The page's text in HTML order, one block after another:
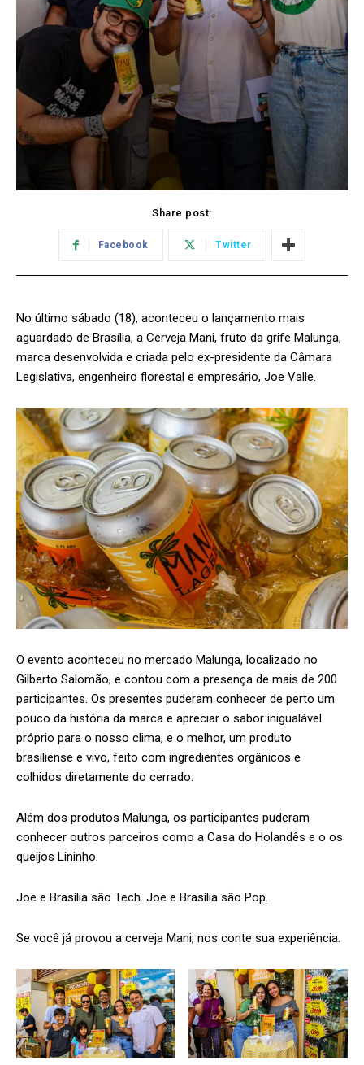
Share post:
Facebook Twitter
No último sábado (18), aconteceu o lançamento mais
aguardado de Brasília, a Cerveja Mani, fruto da grife Malunga,
marca desenvolvida e criada pelo ex-presidente da Câmara
Legislativa, engenheiro florestal e empresário, Joe Valle.
O evento aconteceu no mercado Malunga, localizado no
Gilberto Salomão, e contou com a presença de mais de 200
participantes. Os presentes puderam conhecer de perto um
pouco da história da marca e apreciar o sabor inigualável
próprio para o nosso clima, e o melhor, um produto
brasiliense e vivo, feito com ingredientes orgânicos e
colhidos diretamente do cerrado.
Além dos produtos Malunga, os participantes puderam
conhecer outros parceiros como a Casa do Holandês e o os
queijos Lininho.
Joe e Brasília são Tech. Joe e Brasília são Pop.
Se você já provou a cerveja Mani, nos conte sua experiência.